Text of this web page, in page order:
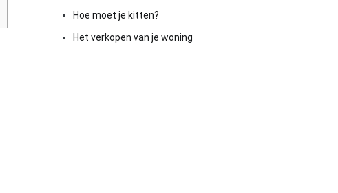
Hoe moet je kitten?
Het verkopen van je woning